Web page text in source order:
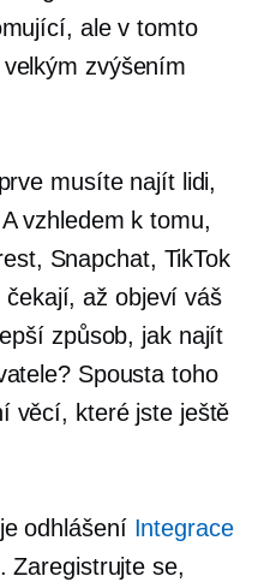
ale v tomto
zvýšením
musíte najít lidi,
vzhledem k tomu,
Snapchat, TikTok
až objeví váš
způsob, jak najít
Spousta toho
věcí, které jste ještě
odhlášení Integrace
. Zaregistrujte se,